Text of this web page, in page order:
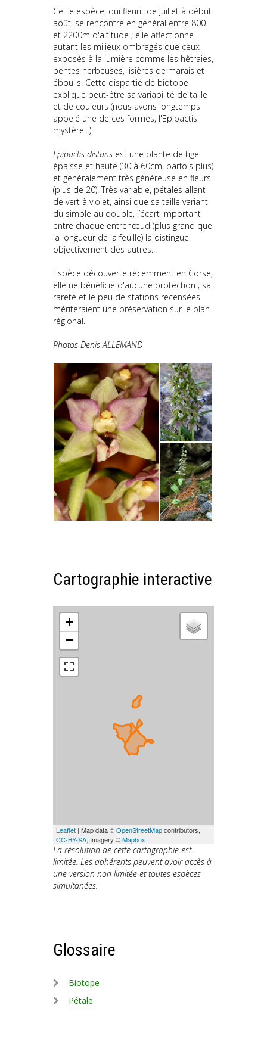
Cette espèce, qui fleurit de juillet à début
août, se rencontre en général entre 800
et 2200m d'altitude ; elle affectionne
autant les milieux ombragés que ceux
exposés à la lumière comme les hêtraies,
pentes herbeuses, lisières de marais et
éboulis. Cette dispartié de biotope
explique peut-être sa variabilité de taille
et de couleurs (nous avons longtemps
appelé une de ces formes, l'Epipactis
mystère...).
Epipactis distans est une plante de tige
épaisse et haute (30 à 60cm, parfois plus)
et généralement très généreuse en fleurs
(plus de 20). Très variable, pétales allant
de vert à violet, ainsi que sa taille variant
du simple au double, l’écart important
entre chaque entrenœud (plus grand que
la longueur de la feuille) la distingue
objectivement des autres...
Espèce découverte récemment en Corse,
elle ne bénéficie d'aucune protection ; sa
rareté et le peu de stations recensées
mériteraient une préservation sur le plan
régional.
Photos Denis ALLEMAND
Cartographie interactive
+
−
Leaflet | Map data ©OpenStreetMapcontributors,
CC-BY-SA, Imagery ©Mapbox
La résolution de cette cartographie est
limitée. Les adhérents peuvent avoir accès à
une version non limitée et toutes espèces
simultanées.
Glossaire
Biotope
Pétale